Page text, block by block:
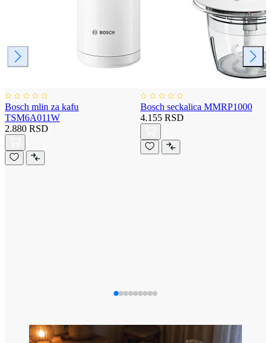
Bosch mlin za kafu
TSM6A011W
2.880 RSD
Bosch seckalica MMRP1000
4.155 RSD